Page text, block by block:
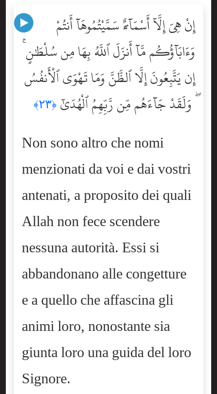
إِنْ هِىَ إِلَّآ أَسْمَآءٌۭ سَمَّيْتُمُوهَآ أَنتُمْ
وَءَابَآؤُكُم مَّآ أَنزَلَ ٱللَّهُ بِهَا مِن سُلْطَٰنٍ ۚ
إِن يَتَّبِعُونَ إِلَّا ٱلظَّنَّ وَمَا تَهْوَى ٱلْأَنفُسُ
ۖ وَلَقَدْ جَآءَهُم مِّن رَّبِّهِمُ ٱلْهُدَىٰٓ ﴿٢٣﴾
Non sono altro che nomi
menzionati da voi e dai vostri
antenati, a proposito dei quali
Allah non fece scendere
nessuna autorità. Essi si
abbandonano alle congetture
e a quello che affascina gli
animi loro, nonostante sia
giunta loro una guida del loro
Signore.